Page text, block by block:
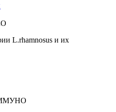
L.rhamnosus и их